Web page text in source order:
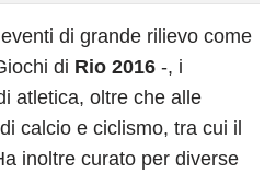
di grande rilievo come
di Rio 2016 -, i
atletica, oltre che alle
calcio e ciclismo, tra cui il
inoltre curato per diverse